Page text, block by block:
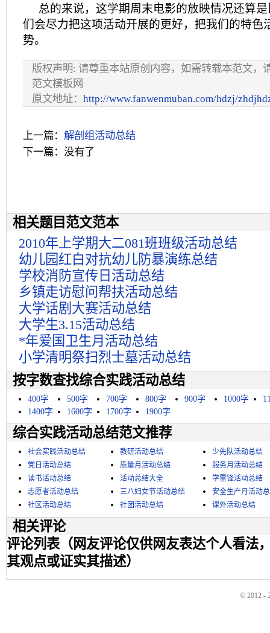
总的来说，这学期周末电影的放映情况还算
们会尽力把这项活动开展的更好，把我们的特色
势。
版权声明: 请尊重本站原创内容，如需转载本范文，
范文模板网
原文地址： http://www.fanwenmuban.com/hdzj/
上一篇： 解剖组活动总结
下一篇：没有了
相关题目范文范本
2010年上学期大二081班班级活动总结
幼儿园红白对抗幼儿防暴演练总结
学校消防宣传日活动总结
乡镇走访慰问帮扶活动总结
大学话剧大赛活动总结
大学生3.15活动总结
*年爱国卫生月活动总结
小学清明祭扫烈士墓活动总结
按字数查找综合实践活动总结
400字 500字 700字 800字 900字 1000字
1400字
1600字 1700字 1900字
综合实践活动总结范文推荐
社会实践活动总结 教研活动总结
少先队活动总结
党日活动总结
质量月活动总结
服务月活动总结
读书活动总结
活动总结大全
学雷锋活动总结
志愿者活动总结
三八妇女节活动总结
安全生产月活动
社区活动总结
社团活动总结 课外活动总结
相关评论
评论列表（网友评论仅供网友表达个人看法
其观点或证实其描述）
© 2012 -